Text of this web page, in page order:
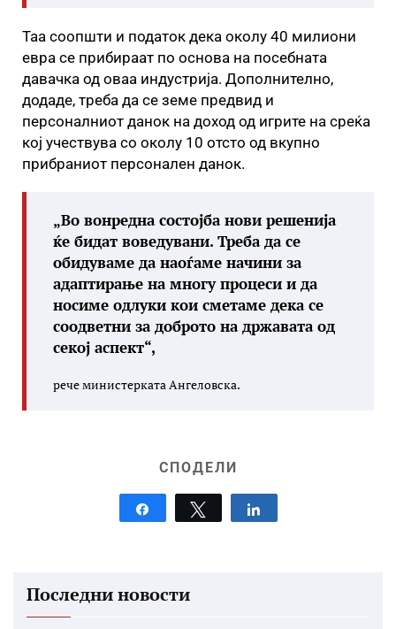
Таа соопшти и податок дека околу 40 милиони
евра се прибираат по основа на посебната
давачка од оваа индустрија. Дополнително,
додаде, треба да се земе предвид и
персоналниот данок на доход од игрите на среќа
кој учествува со околу 10 отсто од вкупно
прибраниот персонален данок.
„Во вонредна состојба нови решенија
ќе бидат воведувани. Треба да се
обидуваме да наоѓаме начини за
адаптирање на многу процеси и да
носиме одлуки кои сметаме дека се
соодветни за доброто на државата од
секој аспект“,
рече министерката Ангеловска.
СПОДЕЛИ
Tweet
Последни новости